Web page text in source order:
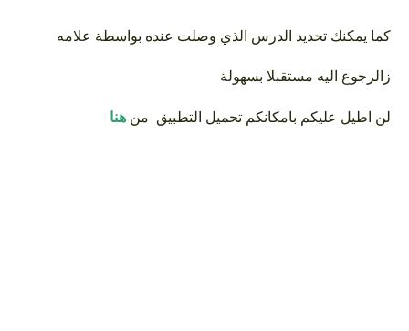
كما يمكنك تحديد الدرس الذي وصلت عنده بواسطة علامه
زالرجوع اليه مستقبلا بسهولة
لن اطيل عليكم بامكانكم تحميل التطبيق من هنا